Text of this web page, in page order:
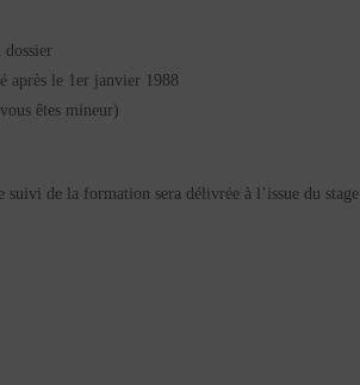
après le 1er janvier 1988
êtes mineur)
de la formation sera délivrée à l’issue du stage